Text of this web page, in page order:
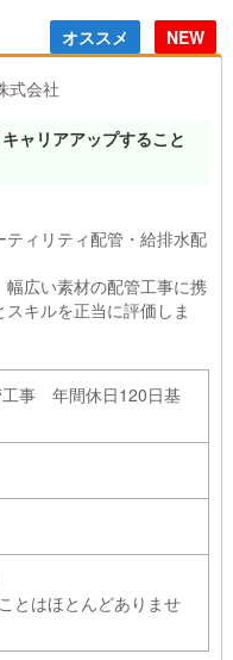
式会社
オススメ NEW
ャリアアップすること
ィリティ配管・給排水配
広い素材の配管工事に携
キルを正当に評価しま
直接取引。自社の段取り
ることはありません。
、落ち着いて働ける環境
ではなく、1〜2日で終わ
もありません。
工事 年間休日120日基
とはほとんどありませ